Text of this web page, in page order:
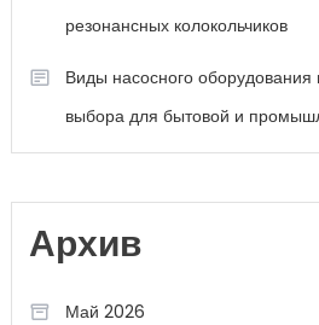
резонансных колокольчиков
Виды насосного
выбора для бытовой и
Архив
Май 2026